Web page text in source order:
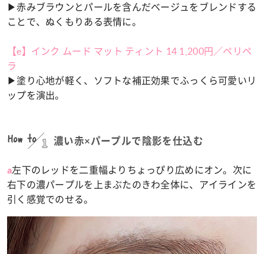
▶︎赤みブラウンとパールを含んだベージュをブレンドする
ことで、ぬくもりある表情に。
【e】インク ムード マット ティント 14 1,200円／ペリペ
ラ
▶︎塗り心地が軽く、ソフトな補正効果でふっくら可愛いリ
ップを演出。
How to 1 濃い赤×パープルで陰影を仕込む
a左下のレッドを二重幅よりちょっぴり広めにオン。次に
右下の濃パープルを上まぶたのきわ全体に、アイラインを
引く感覚でのせる。